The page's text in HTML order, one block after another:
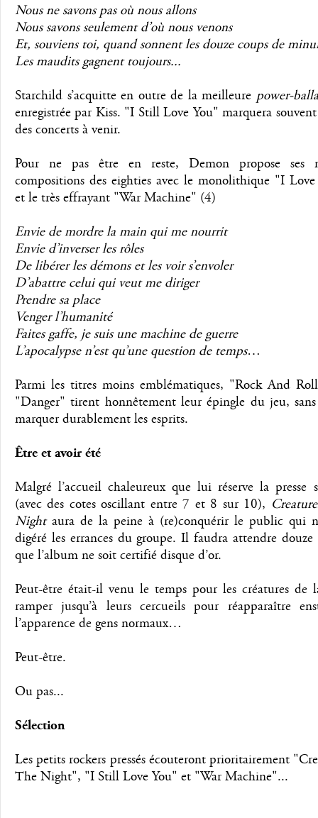
Nous ne savons pas où nous allons
Nous savons seulement d’où nous venons
Et, souviens toi, quand sonnent les douze coups de
Les maudits gagnent toujours...
Starchild s’acquitte en outre de la meilleure power-
enregistrée par Kiss. "I Still Love You" marquera
des concerts à venir.
Pour ne pas être en reste, Demon propose ses
compositions des eighties avec le monolithique "I
et le très effrayant "War Machine" (4)
Envie de mordre la main qui me nourrit
Envie d’inverser les rôles
De libérer les démons et les voir s’envoler
D’abattre celui qui veut me diriger
Prendre sa place
Venger l’humanité
Faites gaffe, je suis une machine de guerre
L’apocalypse n’est qu’une question de temps…
Parmi les titres moins emblématiques, "Rock And
"Danger" tirent honnêtement leur épingle du jeu,
marquer durablement les esprits.
Être et avoir été
Malgré l’accueil chaleureux que lui réserve la presse
(avec des cotes oscillant entre 7 et 8 sur 10),
Nightaura de la peine à (re)conquérir le public qui
digéré les errances du groupe. Il faudra attendre douze
que l’album ne soit certifié disque d’or.
Peut-être était-il venu le temps pour les créatures de
ramper jusqu’à leurs cercueils pour réapparaître
l’apparence de gens normaux…
Peut-être.
Ou pas...
Sélection
Les petits rockers pressés écouteront prioritairement
The Night", "I Still Love You" et "War Machine"...